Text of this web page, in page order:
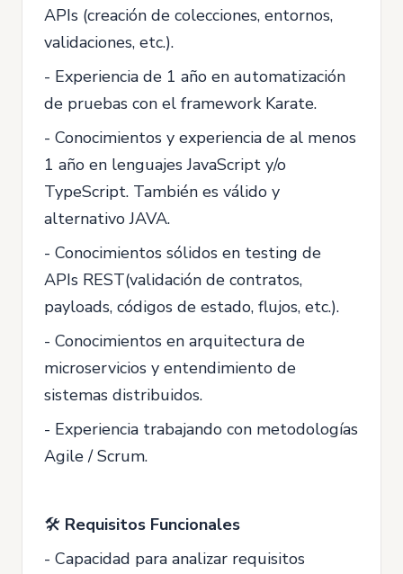
APIs (creación de colecciones, entornos,
validaciones, etc.).
- Experiencia de 1 año en automatización
de pruebas con el framework Karate.
- Conocimientos y experiencia de al menos
1 año en lenguajes JavaScript y/o
TypeScript. También es válido y
alternativo JAVA.
- Conocimientos sólidos en testing de
APIs REST(validación de contratos,
payloads, códigos de estado, flujos, etc.).
- Conocimientos en arquitectura de
microservicios y entendimiento de
sistemas distribuidos.
- Experiencia trabajando con metodologías
Agile / Scrum.
🛠 Requisitos Funcionales
- Capacidad para analizar requisitos